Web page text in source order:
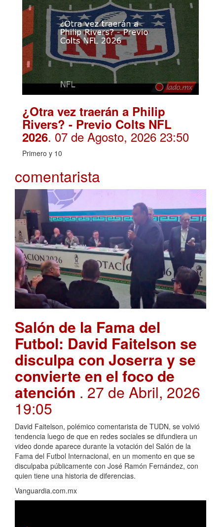
¿Otra vez traerán a Philip
Rivers? - Previo Colts NFL
2026. 07 de Agosto, 2026 23:50
Primero y 10
comentarista
Salón de la Fama del
Futbol: David Faitelson se
disculpa con Joserra y se
convierte en el foco de
atención . 27 de Abril, 2026
19:05
David Faitelson, polémico comentarista de TUDN, se volvió
tendencia luego de que en redes sociales se difundiera un
video donde aparece durante la votación del Salón de la
Fama del Futbol Internacional, en un momento en que se
disculpaba públicamente con José Ramón Fernández, con
quien tiene una historia de diferencias.
Vanguardia.com.mx